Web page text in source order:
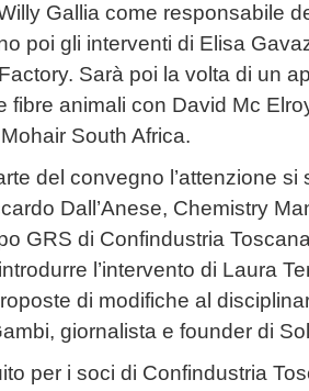
Gallia come responsabile
poi gli interventi di Elisa
Sarà poi la volta di un
fibre animali con David Mc
South Africa.
del convegno l’attenzione
Dall’Anese, Chemistry
GRS di Confindustria
l’intervento di Laura
di modifiche al
giornalista e founder di
per i soci di Confindustria